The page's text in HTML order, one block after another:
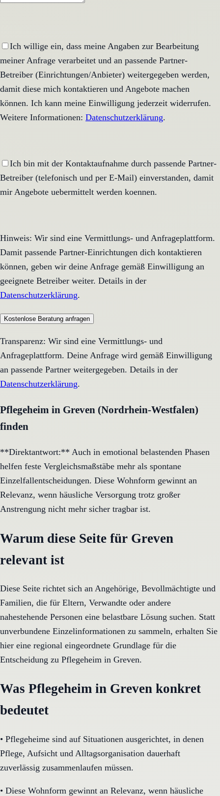
Ich willige ein, dass meine Angaben zur Bearbeitung
meiner Anfrage verarbeitet und an passende Partner-
Betreiber (Einrichtungen/Anbieter) weitergegeben werden,
damit diese mich kontaktieren und Angebote machen
können. Ich kann meine Einwilligung jederzeit widerrufen.
Weitere Informationen: Datenschutzerklärung.
Ich bin mit der Kontaktaufnahme durch passende Partner-
Betreiber (telefonisch und per E-Mail) einverstanden, damit
mir Angebote uebermittelt werden koennen.
Hinweis: Wir sind eine Vermittlungs- und Anfrageplattform.
Damit passende Partner-Einrichtungen dich kontaktieren
können, geben wir deine Anfrage gemäß Einwilligung an
geeignete Betreiber weiter. Details in der
Datenschutzerklärung.
Kostenlose Beratung anfragen
Transparenz: Wir sind eine Vermittlungs- und
Anfrageplattform. Deine Anfrage wird gemäß Einwilligung
an passende Partner weitergegeben. Details in der
Datenschutzerklärung.
Pflegeheim in Greven (Nordrhein-Westfalen)
finden
**Direktantwort:** Auch in emotional belastenden Phasen
helfen feste Vergleichsmaßstäbe mehr als spontane
Einzelfallentscheidungen. Diese Wohnform gewinnt an
Relevanz, wenn häusliche Versorgung trotz großer
Anstrengung nicht mehr sicher tragbar ist.
Warum diese Seite für Greven
relevant ist
Diese Seite richtet sich an Angehörige, Bevollmächtigte und
Familien, die für Eltern, Verwandte oder andere
nahestehende Personen eine belastbare Lösung suchen. Statt
unverbundene Einzelinformationen zu sammeln, erhalten Sie
hier eine regional eingeordnete Grundlage für die
Entscheidung zu Pflegeheim in Greven.
Was Pflegeheim in Greven konkret
bedeutet
• Pflegeheime sind auf Situationen ausgerichtet, in denen
Pflege, Aufsicht und Alltagsorganisation dauerhaft
zuverlässig zusammenlaufen müssen.
• Diese Wohnform gewinnt an Relevanz, wenn häusliche